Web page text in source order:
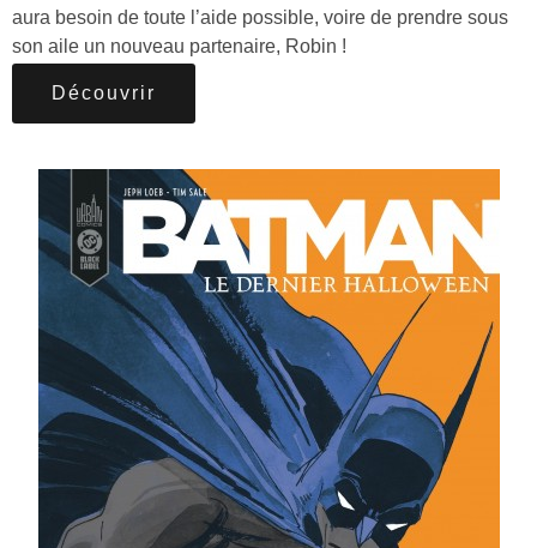
aura besoin de toute l’aide possible, voire de prendre sous
son aile un nouveau partenaire, Robin !
Découvrir